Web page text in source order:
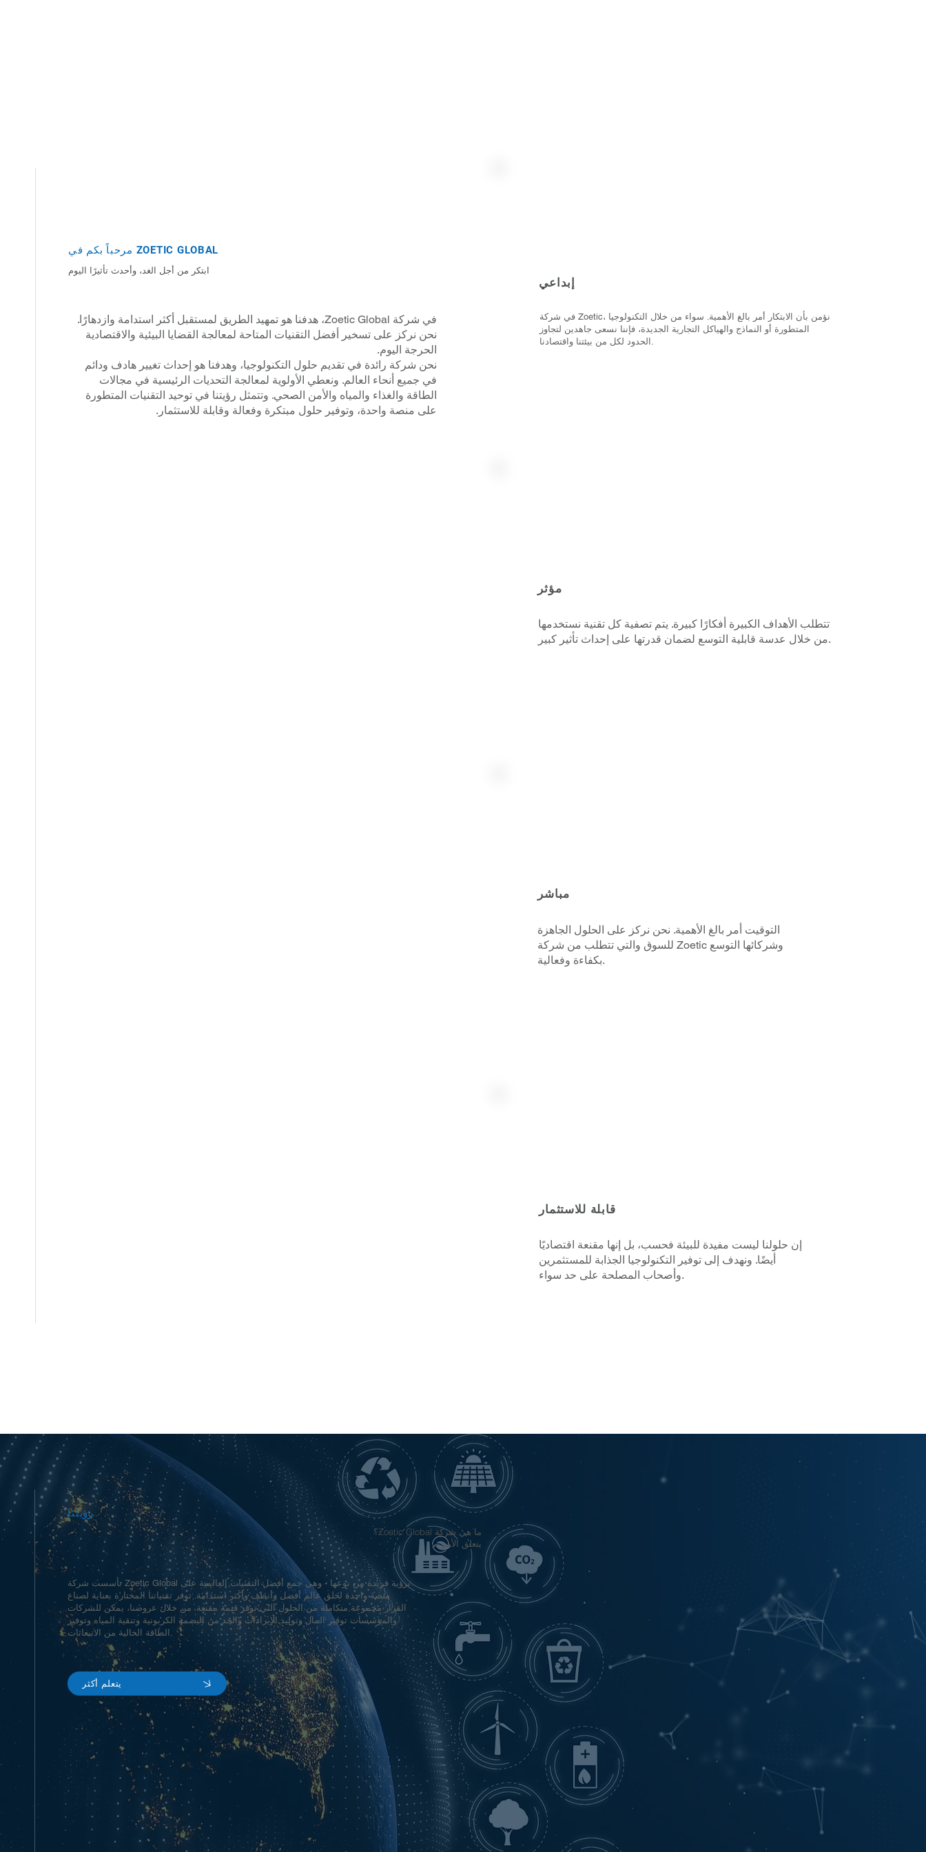
رؤيتنا
ما هي شركة Zoetic Global؟
يتعلق الأمر بـ
تأسست شركة Zoetic Global برؤية فريدة من نوعها - وهي جمع أفضل التقنيات العالمية على
منصة واحدة لخلق عالم أفضل وأنظف وأكثر استدامة. توفر تقنياتنا المختارة بعناية لصناع
القرار مجموعة متكاملة من الحلول التي توفر قيمة مقنعة. من خلال عروضنا، يمكن للشركات
والمؤسسات توفير المال وتوليد الإيرادات والحد من البصمة الكربونية وتنقية المياه وتوفير
الطاقة الخالية من الانبعاثات.
يتعلم أكثر
مرحباً بكم في ZOETIC GLOBAL
ابتكر من أجل الغد، وأحدث تأثيرًا اليوم
في شركة Zoetic Global، هدفنا هو تمهيد الطريق لمستقبل أكثر استدامة وازدهارًا.
نحن نركز على تسخير أفضل التقنيات المتاحة لمعالجة القضايا البيئية والاقتصادية
الحرجة اليوم.
نحن شركة رائدة في تقديم حلول التكنولوجيا، وهدفنا هو إحداث تغيير هادف ودائم
في جميع أنحاء العالم. ونعطي الأولوية لمعالجة التحديات الرئيسية في مجالات
الطاقة والغذاء والمياه والأمن الصحي. وتتمثل رؤيتنا في توحيد التقنيات المتطورة
على منصة واحدة، وتوفير حلول مبتكرة وفعالة وقابلة للاستثمار.
إبداعي
في شركة Zoetic، نؤمن بأن الابتكار أمر بالغ الأهمية. سواء من خلال التكنولوجيا
المتطورة أو النماذج والهياكل التجارية الجديدة، فإننا نسعى جاهدين لتجاوز
الحدود لكل من بيئتنا واقتصادنا.
مؤثر
تتطلب الأهداف الكبيرة أفكارًا كبيرة. يتم تصفية كل تقنية نستخدمها
من خلال عدسة قابلية التوسع لضمان قدرتها على إحداث تأثير كبير.
مباشر
التوقيت أمر بالغ الأهمية. نحن نركز على الحلول الجاهزة
للسوق والتي تتطلب من شركة Zoetic وشركائها التوسع
بكفاءة وفعالية.
قابلة للاستثمار
إن حلولنا ليست مفيدة للبيئة فحسب، بل إنها مقنعة اقتصاديًا
أيضًا. ونهدف إلى توفير التكنولوجيا الجذابة للمستثمرين
وأصحاب المصلحة على حد سواء.